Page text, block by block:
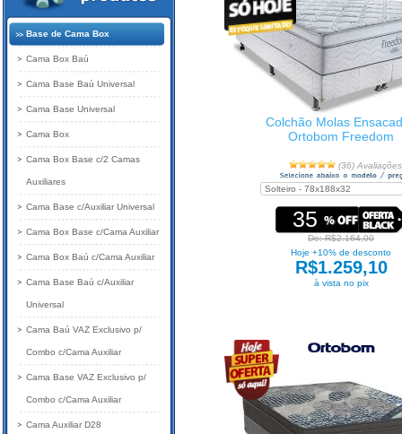
Colchão Molas
Ortobom Freedom
(36) Avaliações
35
De: R$2.164,00
Hoje +10% de desconto
R$1.259,10
à vista no pix
Base de Cama Box
Cama Box Baú
Cama Base Baú Universal
Cama Base Universal
Cama Box
Cama Box Base c/2 Camas
Auxiliares
Cama Base c/Auxiliar Universal
Cama Box Base c/Cama Auxiliar
Cama Box Baú c/Cama Auxiliar
Cama Base Baú c/Auxiliar
Universal
Cama Baú VAZ Exclusivo p/
Combo c/Cama Auxiliar
Cama Base VAZ Exclusivo p/
Combo c/Cama Auxiliar
Cama Auxiliar D28